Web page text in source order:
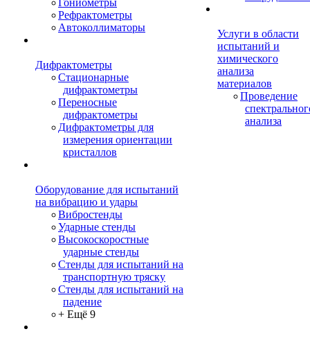
Гониометры
Рефрактометры
Автоколлиматоры
Дифрактометры
Стационарные
дифрактометры
Переносные
дифрактометры
Дифрактометры для
измерения ориентации
кристаллов
Оборудование для испытаний
на вибрацию и удары
Вибростенды
Ударные стенды
Высокоскоростные
ударные стенды
Стенды для испытаний на
транспортную тряску
Стенды для испытаний на
падение
+ Ещё 9
Услуги в области
испытаний и
химического
анализа
материалов
Проведение
анализа